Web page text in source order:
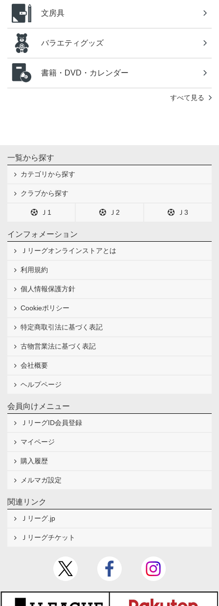
文房具
バラエティグッズ
書籍・DVD・カレンダー
すべて見る
一覧から探す
カテゴリから探す
クラブから探す
Ｊ1 Ｊ2 Ｊ3
インフォメーション
Ｊリーグオンラインストアとは
利用規約
個人情報保護方針
Cookieポリシー
特定商取引法に基づく表記
古物営業法に基づく表記
会社概要
ヘルプページ
会員向けメニュー
ＪリーグID会員登録
マイページ
購入履歴
メルマガ設定
関連リンク
Ｊリーグ.jp
Ｊリーグチケット